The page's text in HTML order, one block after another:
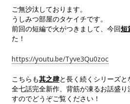
ご無沙汰しております。
うしみつ部屋のタケイチです。
前回の短編で火がつきまして、今回短
た！
https://youtu.be/Tyve3Qu0zoc
こちらも其之肆と長く続くシリーズと
全七話完全新作、背筋が凍るお話盛り
すのでどうぞご覧ください！